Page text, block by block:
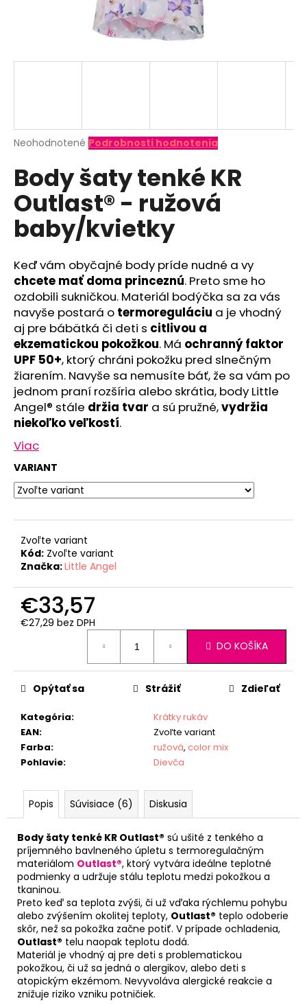
Priemerné
produktu
je
0,0
z
5
hviezdičiek.
Neohodnotené Podrobnosti hodnotenia
Body šaty tenké KR
Outlast® - ružová
baby/kvietky
Keď vám obyčajné body príde nudné a vy
chcete mať doma princeznú. Preto sme ho
ozdobili sukničkou. Materiál bodýčka sa za vás
navyše postará o termoreguláciu a je vhodný
aj pre bábätká či deti s citlivou a
ekzematickou pokožkou. Má ochranný faktor
UPF 50+, ktorý chráni pokožku pred slnečným
žiarením. Navyše sa nemusíte báť, že sa vám po
jednom praní rozšíria alebo skrátia, body Little
Angel® stále držia tvar a sú pružné,vydržia
niekoľko veľkostí.
Viac
VARIANT
Zvoľte variant
Kód: Zvoľte variant
Značka:Little Angel
€33,57
€27,29 bez DPH
DO KOŠÍKA
Kategória:
Krátky rukáv
EAN:
Zvoľte variant
Farba: ružová, color mix
Pohlavie: Dievča
Opýtať sa Strážiť Zdieľať
Popis Súvisiace (6) Diskusia
Body šaty tenké KR Outlast® sú ušité z tenkého a
príjemného bavlneného úpletu s termoregulačným
materiálom Outlast®, ktorý vytvára ideálne teplotné
podmienky a udržuje stálu teplotu medzi pokožkou a
tkaninou.
Preto keď sa teplota zvýši, či už vďaka rýchlemu pohybu
alebo zvýšením okolitej teploty, Outlast® teplo odoberie
skôr, než sa pokožka začne potiť. V prípade ochladenia,
Outlast® telu naopak teplotu dodá.
Materiál je vhodný aj pre deti s problematickou
pokožkou, či už sa jedná o alergikov, alebo deti s
atopickým ekzémom. Nevyvoláva alergické reakcie a
znižuje riziko vzniku potničiek.
O
d
o
r
ú
č
a
m
e
LEGÍNY
DÁMSKE
REFLEX
ŠMYK
OUTLAST®
-
ČIERNA
€32,57
Pôvodne: